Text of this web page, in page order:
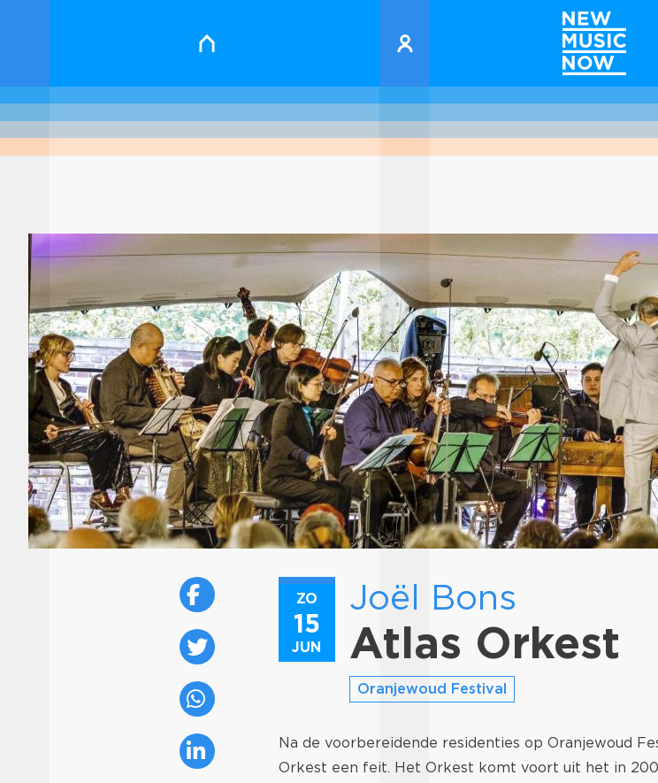
Fotograag: Foppe Schut ZO
15
JUN
Joël Bons
Atlas Orkest
Oranjewoud Festival
Na de voorbereidende residenties op Oranjewoud
Orkest een feit. Het Orkest komt voort uit het in